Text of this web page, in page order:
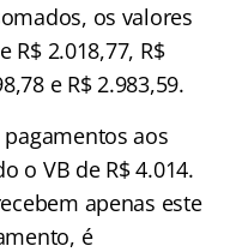
os valores
R$ 2.018,77, R$
e R$ 2.983,59.
aos
o VB de R$ 4.014.
apenas este
é